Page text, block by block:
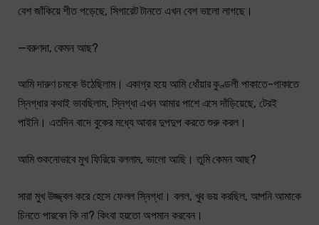
বেশ জাঁকিয়ে শীত পড়েছে, সিগারেট টানতে এখন বেশ ভালো লাগছে।
—বরুণদা, কেমন আছ?
আমি দারুণ চমকে উঠেছিলাম। একাগ্র হয়ে আমি ধোঁয়ার কুণ্ডলী পাকাতে-পাকাতে
স্নিগ্ধার কথাই ভাবছিলাম, স্নিগ্ধা এখন আমার পাশে এসে দাঁড়িয়েছে, টেরই
পাইনি। এতদিন বাদে বুকের মধ্যে আবার দুপদুপ করতে শুরু করল।
আমি শুকনোভাবে মুখ ফিরিয়ে বললাম, ভালো আছি। তুমি কেমন আছ?
সারা মুখ উজ্জ্বল করে হেসে ফেলল স্নিগ্ধা। বলল, খুব ভয় করছিল, আপনি আমাকে
চিনতে পারবেন কি না? কিংবা হয়তো অপমান করবেন।